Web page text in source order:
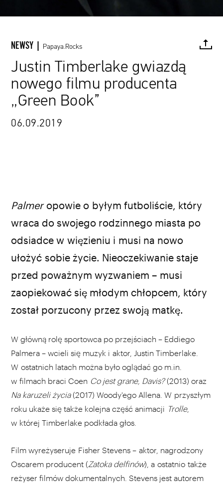
NEWSY | Papaya.Rocks
Justin Timberlake gwiazdą
nowego filmu producenta
„Green Book”
06.09.2019
FACEBOOK
Palmer opowie o byłym futboliście, który
wraca do swojego rodzinnego miasta po
odsiadce w więzieniu i musi na nowo
ułożyć sobie życie. Nieoczekiwanie staje
przed poważnym wyzwaniem – musi
zaopiekować się młodym chłopcem, który
został porzucony przez swoją matkę.
W główną rolę sportowca po przejściach – Eddiego
Palmera – wcieli się muzyk i aktor, Justin Timberlake.
W ostatnich latach można było oglądać go m.in.
w filmach braci Coen Co jest grane, Davis?(2013) oraz
Na karuzeli życia(2017) Woody'ego Allena. W przyszłym
roku ukaże się także kolejna część animacji Trolle,
w której Timberlake podkłada głos.
Film wyreżyseruje Fisher Stevens – aktor, nagrodzony
Oscarem producent (Zatoka delfinów), a ostatnio także
reżyser filmów dokumentalnych. Stevens jest autorem